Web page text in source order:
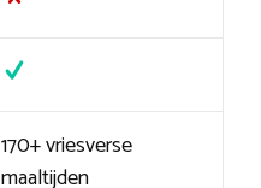
170+ vriesverse
maaltijden